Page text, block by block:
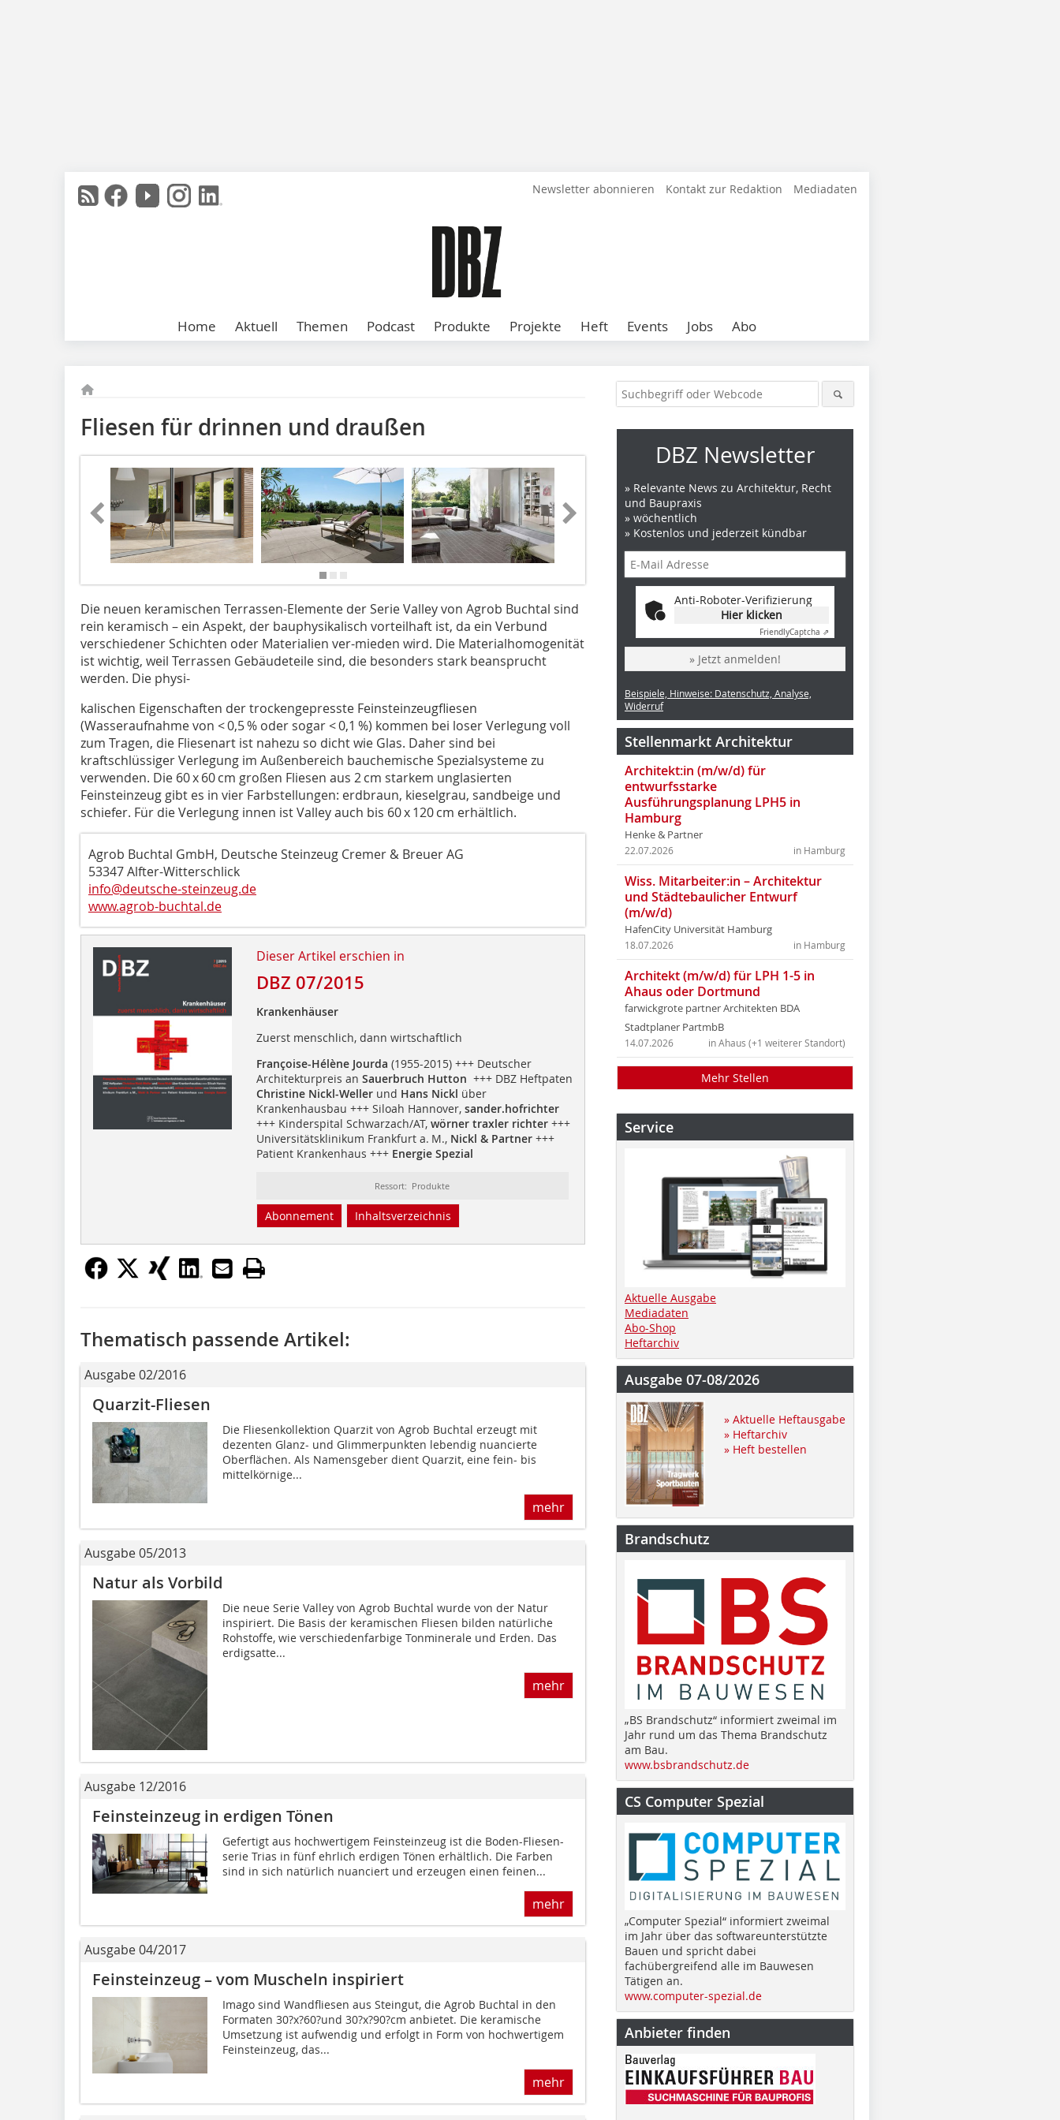
Newsletter abonnieren Kontakt zur Redaktion Mediadaten
Home Aktuell Themen Podcast Produkte Projekte Heft Events Jobs Abo
Fliesen für drinnen und draußen
Die neuen keramischen Terrassen-Elemente der Serie Valley von Agrob Buchtal sind
rein keramisch – ein Aspekt, der bauphysikalisch vorteilhaft ist, da ein Verbund
verschiedener Schichten oder Materialien ver­-mieden wird. Die Materialhomogenität
ist wichtig, weil Terrassen Gebäudeteile sind, die besonders stark beansprucht
werden. Die physi-
kalischen Eigenschaften der trockengepresste Feinsteinzeugfliesen
(Wasseraufnahme von < 0,5 % oder sogar < 0,1 %) kommen bei loser Verlegung voll
zum Tragen, die Fliesenart ist nahezu so dicht wie Glas. Daher sind bei
kraftschlüssiger Verlegung im Außenbereich bauchemische Spezialsysteme zu
verwenden. Die 60 x 60 cm großen Fliesen aus 2 cm starkem unglasierten
Feinsteinzeug gibt es in vier Farbstellungen: erdbraun, kieselgrau, sandbeige und
schiefer. Für die Verlegung innen ist Valley auch bis 60 x 120 cm erhältlich.
Agrob Buchtal GmbH, Deutsche Steinzeug Cremer & Breuer AG
53347 Alfter-Witterschlick
info@deutsche-steinzeug.de
www.agrob-buchtal.de
Dieser Artikel erschien in
DBZ 07/2015
Krankenhäuser
Zuerst menschlich, dann wirtschaftlich
Françoise-Hélène Jourda (1955-2015) +++ Deutscher
Architekturpreis an Sauerbruch Hutton +++ DBZ Heftpaten
Christine Nickl-Wellerund Hans Nickl über
Krankenhausbau +++ Siloah Hannover, sander.hofrichter
+++ Kinderspital Schwarzach/AT,wörner traxler richter+++
Universitäts­klinikum Frankfurt a. M., Nickl & Partner+++
Patient Krankenhaus +++ Energie Spezial
Ressort: Produkte
Abonnement Inhaltsverzeichnis
Thematisch passende Artikel:
Ausgabe 02/2016
Quarzit-Fliesen
Die Fliesenkollektion Quarzit von Agrob Buchtal erzeugt mit
dezenten Glanz- und Glimmerpunkten lebendig nuancierte
Oberflächen. Als Namensgeber dient Quarzit, eine fein- bis
mittelkörnige...
mehr
Ausgabe 05/2013
Natur als Vorbild
Die neue Serie Valley von Agrob Buchtal wurde von der Natur
inspiriert. Die Basis der keramischen Fliesen bilden natürliche
Rohstoffe, wie verschiedenfarbige Tonminerale und Erden. Das
erdigsatte...
mehr
Ausgabe 12/2016
Feinsteinzeug in erdigen Tönen
Gefertigt aus hochwertigem Feinsteinzeug ist die Boden-Fliesen-
serie Trias in fünf ehrlich erdigen Tönen erhältlich. Die Farben
sind in sich natürlich nuanciert und erzeugen einen feinen...
mehr
Ausgabe 04/2017
Feinsteinzeug – vom Muscheln inspiriert
Imago sind Wandfliesen aus Steingut, die Agrob Buchtal in den
Formaten 30?x?60?und 30?x?90?cm anbietet. Die keramische
Umsetzung ist aufwendig und erfolgt in Form von hochwertigem
Feinsteinzeug, das...
mehr
DBZ Newsletter
» Relevante News zu Architektur, Recht
und Baupraxis
» wöchentlich
» Kostenlos und jederzeit kündbar
Anti-Roboter-Verifizierung
Hier klicken
FriendlyCaptcha ⇗
» Jetzt anmelden!
Beispiele, Hinweise: Datenschutz, Analyse,
Widerruf
Stellenmarkt Architektur
Architekt:in (m/w/d) für
entwurfsstarke
Ausführungsplanung LPH5 in
Hamburg
Henke & Partner
in Hamburg
22.07.2026
Wiss. Mitarbeiter:in – Architektur
und Städtebaulicher Entwurf
(m/w/d)
HafenCity Universität Hamburg
in Hamburg
18.07.2026
Architekt (m/w/d) für LPH 1-5 in
Ahaus oder Dortmund
farwickgrote partner Architekten BDA
Stadtplaner PartmbB
in Ahaus (+1 weiterer Standort)
14.07.2026
Mehr Stellen
Service
Aktuelle Ausgabe
Mediadaten
Abo-Shop
Heftarchiv
Ausgabe 07-08/2026
» Aktuelle Heftausgabe
» Heftarchiv
» Heft bestellen
Brandschutz
„BS Brandschutz“ informiert zweimal im
Jahr rund um das Thema Brandschutz
am Bau.
www.bsbrandschutz.de
CS Computer Spezial
„Computer Spezial“ informiert zweimal
im Jahr über das softwareunterstützte
Bauen und spricht dabei
fachübergreifend alle im Bauwesen
Tätigen an.
www.computer-spezial.de
Anbieter finden